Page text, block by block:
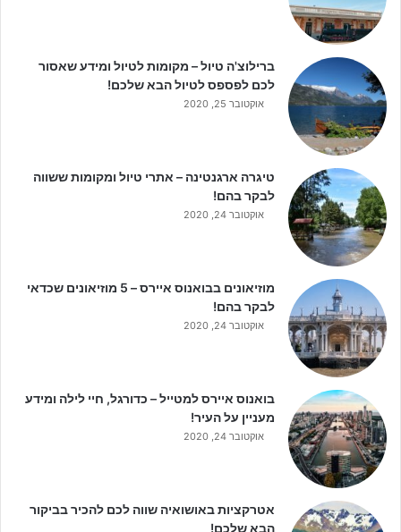
ברילוצ'ה טיול – מקומות לטיול ומידע שאסור
לכם לפספס לטיול הבא שלכם!
אוקטובר 25, 2020
טיגרה ארגנטינה – אתרי טיול ומקומות ששווה
לבקר בהם!
אוקטובר 24, 2020
מוזיאונים בבואנוס איירס – 5 מוזיאונים שכדאי
לבקר בהם!
אוקטובר 24, 2020
בואנוס איירס למטייל – כדורגל, חיי לילה ומידע
מעניין על העיר!
אוקטובר 24, 2020
אטרקציות באושואיה שווה לכם להכיר בביקור
הבא שלכם!